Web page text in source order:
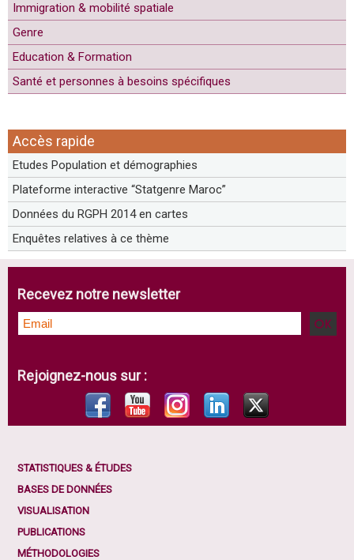
Immigration & mobilité spatiale
Genre
Education & Formation
Santé et personnes à besoins spécifiques
Accès rapide
Etudes Population et démographies
Plateforme interactive “Statgenre Maroc”
Données du RGPH 2014 en cartes
Enquêtes relatives à ce thème
Recevez notre newsletter
Rejoignez-nous sur :
STATISTIQUES & ÉTUDES
BASES DE DONNÉES
VISUALISATION
PUBLICATIONS
MÉTHODOLOGIES